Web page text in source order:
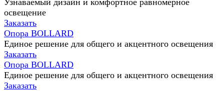
Узнаваемый дизайн и комфортное равномерное
освещение
Заказать
Опора BOLLARD
Единое решение для общего и акцентного освещения
Заказать
Опора BOLLARD
Единое решение для общего и акцентного освещения
Заказать